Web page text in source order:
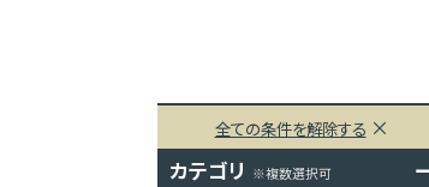
全ての条件を解除する
カテゴリ ※複数選択可